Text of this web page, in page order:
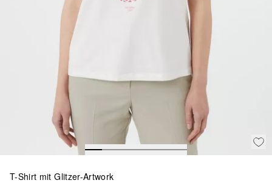
T-Shirt mit Glitzer-Artwork